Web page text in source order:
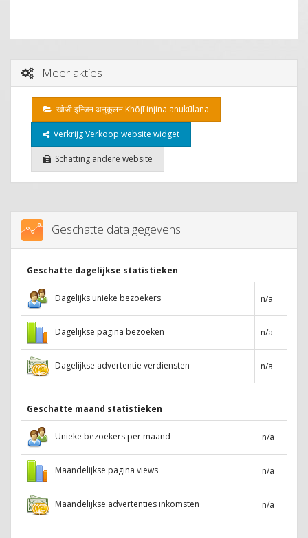
Meer akties
खोजी इन्जिन अनुकूलन Khōjī injina anukūlana
Verkrijg Verkoop website widget
Schatting andere website
Geschatte data gegevens
Geschatte dagelijkse statistieken
Dagelijks unieke bezoekers n/a
Dagelijkse pagina bezoeken n/a
Dagelijkse advertentie verdiensten n/a
Geschatte maand statistieken
Unieke bezoekers per maand n/a
Maandelijkse pagina views n/a
Maandelijkse advertenties inkomsten n/a